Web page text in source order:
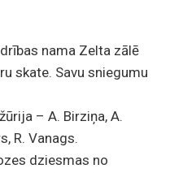
nama Zelta zālē
skate. Savu sniegumu
– A. Birziņa, A.
R. Vanags.
dziesmas no